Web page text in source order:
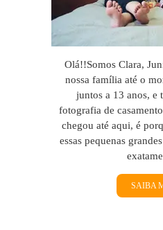
Olá!!Somos Clara,
nossa família até o
juntos a 13 anos, e
fotografia de
chegou até aqui, é
essas pequenas
SAIBA